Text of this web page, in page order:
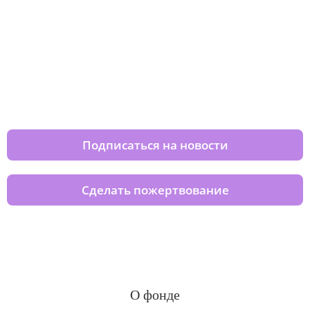
Подписаться на новости
Сделать пожертвование
О фонде